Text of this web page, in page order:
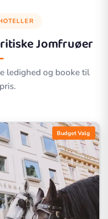
Jomfruøer
ledighed og booke til
Budget Valg